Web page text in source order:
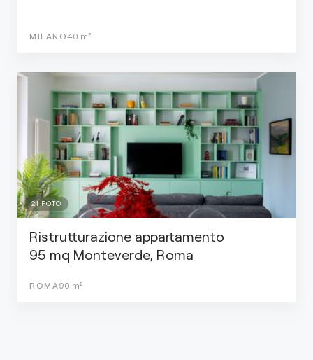
MILANO40 m²
21 FOTO
Ristrutturazione appartamento
95 mq Monteverde, Roma
ROMA 90 m²